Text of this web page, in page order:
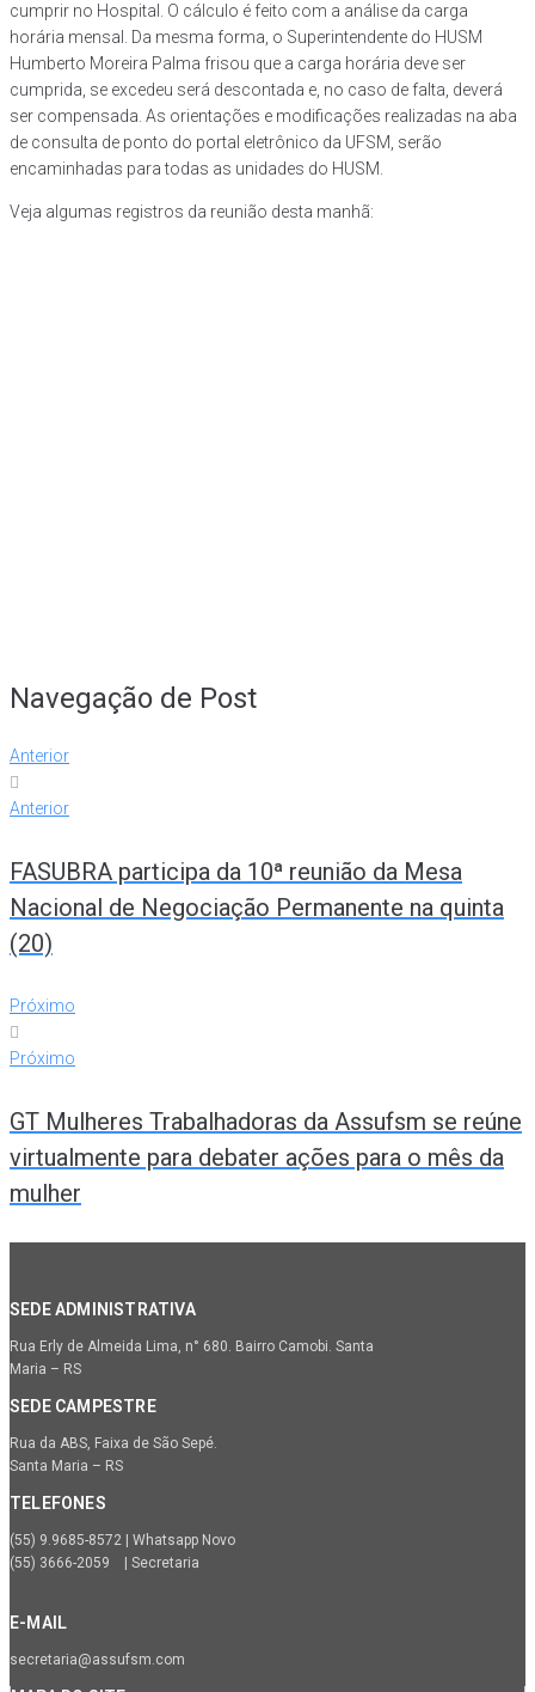
cumprir no Hospital. O cálculo é feito com a análise da carga
horária mensal. Da mesma forma, o Superintendente do HUSM
Humberto Moreira Palma frisou que a carga horária deve ser
cumprida, se excedeu será descontada e, no caso de falta, deverá
ser compensada. As orientações e modificações realizadas na aba
de consulta de ponto do portal eletrônico da UFSM, serão
encaminhadas para todas as unidades do HUSM.
Veja algumas registros da reunião desta manhã:
Navegação de Post
Anterior
Anterior
FASUBRA participa da 10ª reunião da Mesa
Nacional de Negociação Permanente na quinta
(20)
Próximo
Próximo
GT Mulheres Trabalhadoras da Assufsm se reúne
virtualmente para debater ações para o mês da
mulher
SEDE ADMINISTRATIVA
Rua Erly de Almeida Lima, n° 680. Bairro Camobi. Santa
Maria – RS
SEDE CAMPESTRE
Rua da ABS, Faixa de São Sepé.
Santa Maria – RS
TELEFONES
(55) 9.9685-8572 | Whatsapp Novo
(55) 3666-2059 | Secretaria
E-MAIL
secretaria@assufsm.com